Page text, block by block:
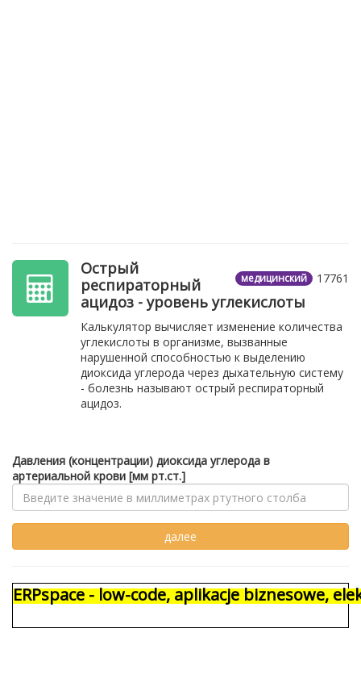
17761
медицинский
Острый
респираторный
ацидоз - уровень углекислоты
Калькулятор вычисляет изменение количества
углекислоты в организме, вызванные
нарушенной способностью к выделению
диоксида углерода через дыхательную систему
- болезнь называют острый респираторный
ацидоз.
Давления (концентрации) диоксида углерода в
артериальной крови [мм рт.ст.]
ERPspace - low-code, aplikacje biznesowe,